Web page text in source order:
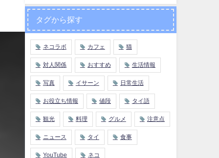
タグから探す
ネコラボ カフェ 猫
対人関係 おすすめ 生活情報
写真 イサーン 日常生活
お役立ち情報 値段 タイ語
観光 料理 グルメ 注意点
ニュース タイ 食事
YouTube ネコ